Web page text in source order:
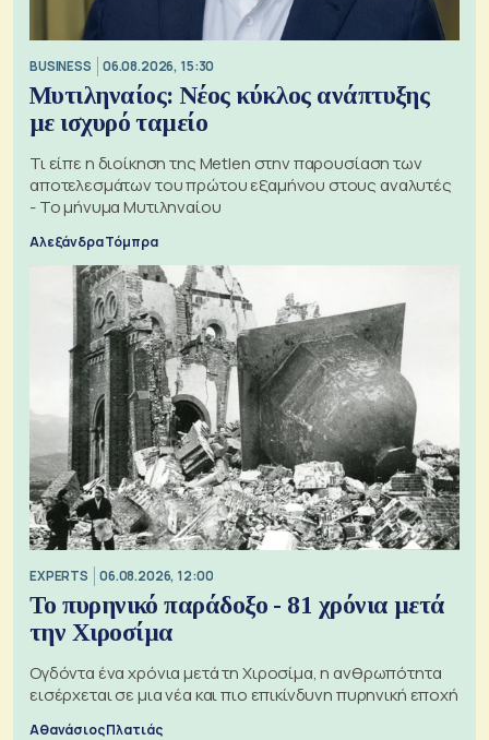
BUSINESS 06.08.2026, 15:30
Μυτιληναίος: Νέος κύκλος ανάπτυξης
με ισχυρό ταμείο
Τι είπε η διοίκηση της Metlen στην παρουσίαση των
αποτελεσμάτων του πρώτου εξαμήνου στους αναλυτές
- Το μήνυμα Μυτιληναίου
Αλεξάνδρα Τόμπρα
EXPERTS 06.08.2026, 12:00
Το πυρηνικό παράδοξο - 81 χρόνια μετά
την Χιροσίμα
Ογδόντα ένα χρόνια μετά τη Χιροσίμα, η ανθρωπότητα
εισέρχεται σε μια νέα και πιο επικίνδυνη πυρηνική εποχή
Αθανάσιος Πλατιάς